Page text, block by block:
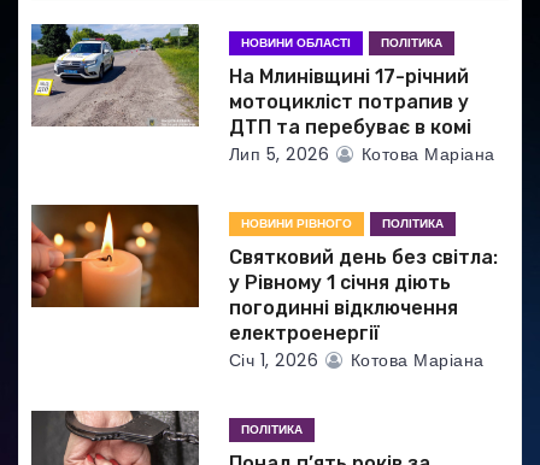
п
и
с
в
НОВИНИ ОБЛАСТІ ПОЛІТИКА
На Млинівщині 17-річний
мотоцикліст потрапив у
ДТП та перебуває в комі
Лип 5, 2026 Котова Маріана
НОВИНИ РІВНОГО ПОЛІТИКА
Святковий день без світла:
у Рівному 1 січня діють
погодинні відключення
електроенергії
Січ 1, 2026 Котова Маріана
ПОЛІТИКА